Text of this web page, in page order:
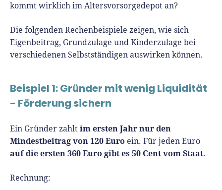
kommt wirklich im Altersvorsorgedepot an?
Die folgenden Rechenbeispiele zeigen, wie sich
Eigenbeitrag, Grundzulage und Kinderzulage bei
verschiedenen Selbstständigen auswirken können.
Beispiel 1: Gründer mit wenig Liquidität
- Förderung sichern
Ein Gründer zahlt im ersten Jahr nur den
Mindestbeitrag von 120 Euro ein. Für jeden Euro
auf die ersten 360 Euro gibt es 50 Cent vom Staat.
Rechnung: